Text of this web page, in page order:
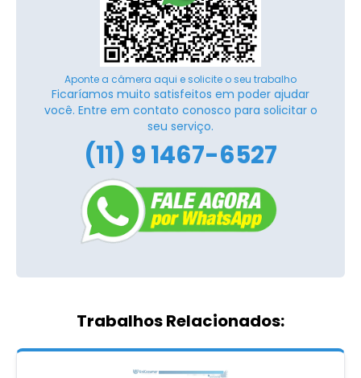
Aponte a câmera aqui e solicite o seu trabalho
Ficaríamos muito satisfeitos em poder ajudar
você. Entre em contato conosco para solicitar o
seu serviço.
(11) 9 1467-6527
Trabalhos Relacionados: